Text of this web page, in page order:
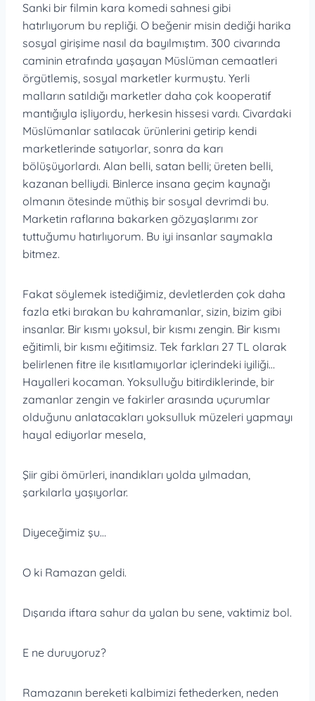
Sanki bir filmin kara komedi sahnesi gibi
hatırlıyorum bu repliği. O beğenir misin dediği harika
sosyal girişime nasıl da bayılmıştım. 300 civarında
caminin etrafında yaşayan Müslüman cemaatleri
örgütlemiş, sosyal marketler kurmuştu. Yerli
malların satıldığı marketler daha çok kooperatif
mantığıyla işliyordu, herkesin hissesi vardı. Civardaki
Müslümanlar satılacak ürünlerini getirip kendi
marketlerinde satıyorlar, sonra da karı
bölüşüyorlardı. Alan belli, satan belli; üreten belli,
kazanan belliydi. Binlerce insana geçim kaynağı
olmanın ötesinde müthiş bir sosyal devrimdi bu.
Marketin raflarına bakarken gözyaşlarımı zor
tuttuğumu hatırlıyorum. Bu iyi insanlar saymakla
bitmez.
Fakat söylemek istediğimiz, devletlerden çok daha
fazla etki bırakan bu kahramanlar, sizin, bizim gibi
insanlar. Bir kısmı yoksul, bir kısmı zengin. Bir kısmı
eğitimli, bir kısmı eğitimsiz. Tek farkları 27 TL olarak
belirlenen fitre ile kısıtlamıyorlar içlerindeki iyiliği…
Hayalleri kocaman. Yoksulluğu bitirdiklerinde, bir
zamanlar zengin ve fakirler arasında uçurumlar
olduğunu anlatacakları yoksulluk müzeleri yapmayı
hayal ediyorlar mesela,
Şiir gibi ömürleri, inandıkları yolda yılmadan,
şarkılarla yaşıyorlar.
Diyeceğimiz şu…
O ki Ramazan geldi.
Dışarıda iftara sahur da yalan bu sene, vaktimiz bol.
E ne duruyoruz?
Ramazanın bereketi kalbimizi fethederken, neden